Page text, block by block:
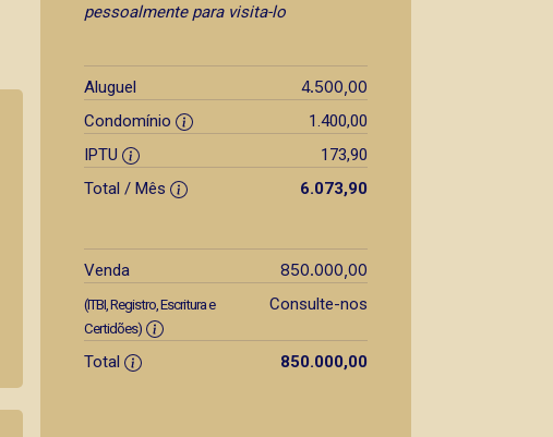
pessoalmente para visita-lo
Aluguel 4.500,00
Condomínio
1.400,00
IPTU
173,90
Total / Mês
6.073,90
Venda 850.000,00
(ITBI, Registro, Escritura e
Certidões)
Consulte-nos
Total 850.000,00